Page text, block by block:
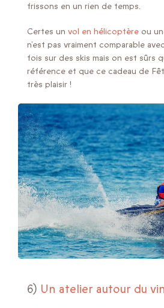
frissons en un rien de temps.
Certes un vol en hélicoptère ou
n’est pas vraiment comparable
fois sur des skis mais on est sûrs
référence et que ce cadeau de
très plaisir !
6) Un atelier autour du vin